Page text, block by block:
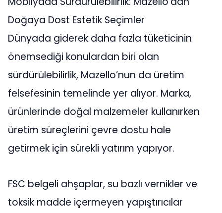
Doğaya Dost Estetik Seçimler
Dünyada giderek daha fazla tüketicinin
önemsediği konulardan biri olan
sürdürülebilirlik, Mazello’nun da üretim
felsefesinin temelinde yer alıyor. Marka,
ürünlerinde doğal malzemeler kullanırken
üretim süreçlerini çevre dostu hale
getirmek için sürekli yatırım yapıyor.
FSC belgeli ahşaplar, su bazlı vernikler ve
toksik madde içermeyen yapıştırıcılar